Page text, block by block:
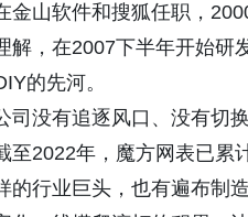
金山软件和搜狐任职，
解，在2007下半年开始
的先河。
司没有追逐风口、没有切
至2022年，魔方网表已
的行业巨头，也有遍布制